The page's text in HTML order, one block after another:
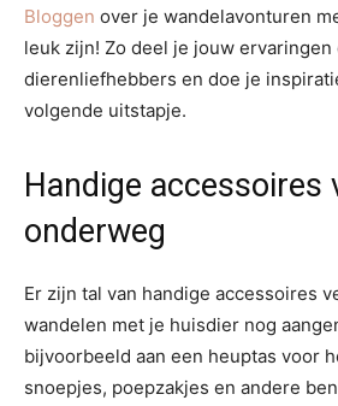
Bloggen over je wandelavonturen
leuk zijn! Zo deel je jouw
dierenliefhebbers en doe je
volgende uitstapje.
Handige accessoires
onderweg
Er zijn tal van handige accessoires
wandelen met je huisdier nog
bijvoorbeeld aan een heuptas voor
snoepjes, poepzakjes en andere